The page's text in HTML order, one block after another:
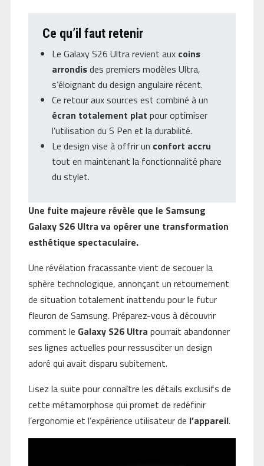
Ce qu’il faut retenir
Le Galaxy S26 Ultra revient aux coins
arrondisdes premiers modèles Ultra,
s’éloignant du design angulaire récent.
Ce retour aux sources est combiné à un
écran totalement plat pour optimiser
l’utilisation du S Pen et la durabilité.
Le design vise à offrir un confort accru
tout en maintenant la fonctionnalité phare
du stylet.
Une fuite majeure révèle que le Samsung
Galaxy S26 Ultra va opérer une transformation
esthétique spectaculaire.
Une révélation fracassante vient de secouer la
sphère technologique, annonçant un retournement
de situation totalement inattendu pour le futur
fleuron de Samsung. Préparez-vous à découvrir
comment le Galaxy S26 Ultra pourrait abandonner
ses lignes actuelles pour ressusciter un design
adoré qui avait disparu subitement.
Lisez la suite pour connaître les détails exclusifs de
cette métamorphose qui promet de redéfinir
l’ergonomie et l’expérience utilisateur de l’appareil.